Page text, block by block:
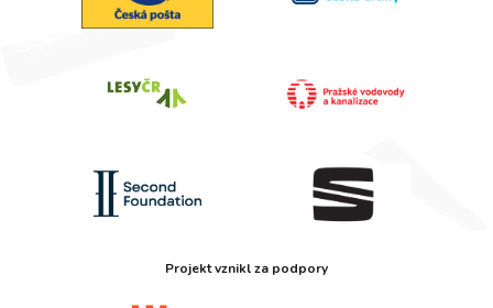
Projekt vznikl za podpory